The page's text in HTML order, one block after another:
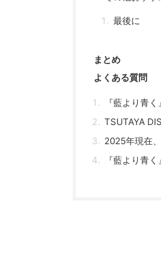
最後に
まとめ
よくある質問
『藍より青
TSUTAYA
2025年現在
『藍より青